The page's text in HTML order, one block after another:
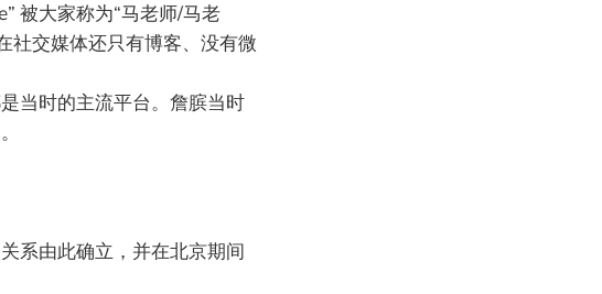
被大家称为“马老师/马老
社交媒体还只有博客、没有微
当时的主流平台。詹膑当时
系由此确立，并在北京期间